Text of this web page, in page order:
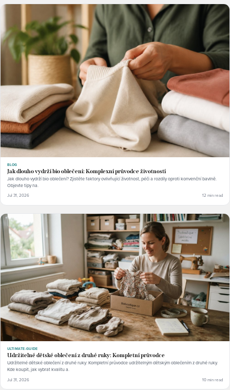
BLOG
Jak dlouho vydrží bio oblečení: Komplexní průvodce životností
Jak dlouho vydrží bio oblečení? Zjistěte faktory ovlivňující životnost, péči a rozdíly oproti konvenční bavlně.
Objevte tipy na.
Jul 31, 2026 12 min read
ULTIMATE-GUIDE
Udržitelné dětské oblečení z druhé ruky: Kompletní průvodce
Udržitelné dětské oblečení z druhé ruky: Kompletní průvodce udržitelným dětským oblečením z druhé ruky.
Kde koupit, jak vybrat kvalitu a.
Jul 31, 2026 10 min read